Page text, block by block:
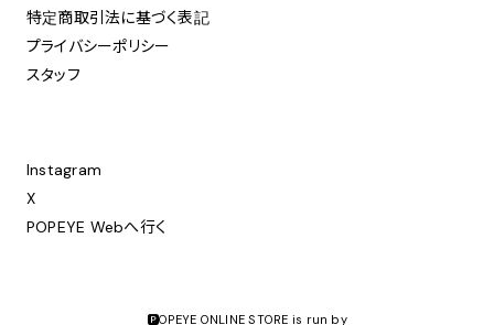
特定商取引法に基づく表記
プライバシーポリシー
スタッフ
Instagram
X
POPEYE Webへ行く
🅿️OPEYE ONLINE STORE is run by